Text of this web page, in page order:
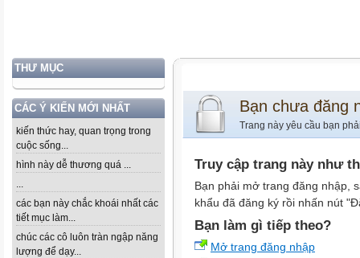
THƯ MỤC
CÁC Ý KIẾN MỚI NHẤT
kiến thức hay, quan trọng trong
cuộc sống...
hình này dễ thương quá ...
...
các bạn này chắc khoái nhất các
tiết mục làm...
chúc các cô luôn tràn ngập năng
lượng để dạy...
Bạn chưa đăng
Trang này yêu cầu bạn
Truy cập trang này như
Bạn phải mở trang đăng nhập,
khẩu đã đăng ký rồi nhấn nút
Bạn làm gì tiếp theo?
Mở trang đăng nhập